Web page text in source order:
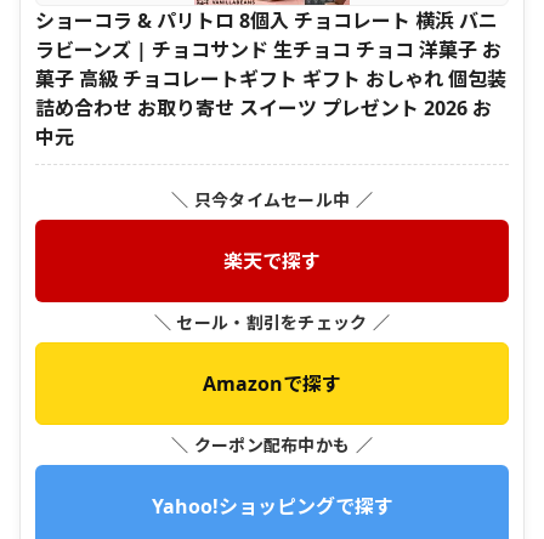
ショーコラ & パリトロ 8個入 チョコレート 横浜 バニ
ラビーンズ | チョコサンド 生チョコ チョコ 洋菓子 お
菓子 高級 チョコレートギフト ギフト おしゃれ 個包装
詰め合わせ お取り寄せ スイーツ プレゼント 2026 お
中元
＼ 只今タイムセール中 ／
楽天で探す
＼ セール・割引をチェック ／
Amazonで探す
＼ クーポン配布中かも ／
Yahoo!ショッピングで探す